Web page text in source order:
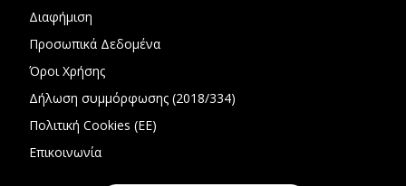
Διαφήμιση
Προσωπικά Δεδομένα
Όροι Χρήσης
Δήλωση συμμόρφωσης (2018/334)
Πολιτική Cookies (ΕΕ)
Επικοινωνία